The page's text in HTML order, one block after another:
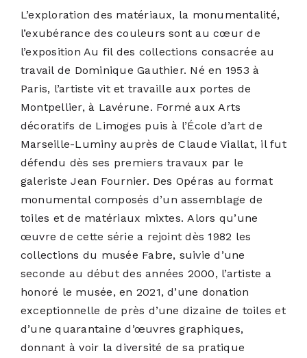
L’exploration des matériaux, la monumentalité,
l’exubérance des couleurs sont au cœur de
l’exposition Au fil des collections consacrée au
travail de Dominique Gauthier. Né en 1953 à
Paris, l’artiste vit et travaille aux portes de
Montpellier, à Lavérune. Formé aux Arts
décoratifs de Limoges puis à l’École d’art de
Marseille-Luminy auprès de Claude Viallat, il fut
défendu dès ses premiers travaux par le
galeriste Jean Fournier. Des Opéras au format
monumental composés d’un assemblage de
toiles et de matériaux mixtes. Alors qu’une
œuvre de cette série a rejoint dès 1982 les
collections du musée Fabre, suivie d’une
seconde au début des années 2000, l’artiste a
honoré le musée, en 2021, d’une donation
exceptionnelle de près d’une dizaine de toiles et
d’une quarantaine d’œuvres graphiques,
donnant à voir la diversité de sa pratique